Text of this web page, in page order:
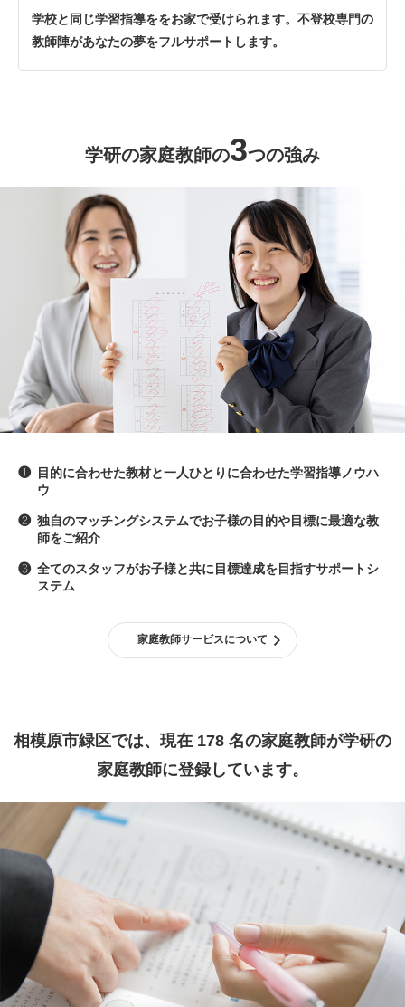
学校と同じ学習指導ををお家で受けられます。不登校専門の
教師陣があなたの夢をフルサポートします。
学研の家庭教師の3つの強み
❶
目的に合わせた教材と一人ひとりに合わせた学習指導ノウハ
ウ
❷ 独自のマッチングシステムでお子様の目的や目標に最適な教
師をご紹介
❸ 全てのスタッフがお子様と共に目標達成を目指すサポートシ
ステム
家庭教師サービスについて
相模原市緑区では、現在 178 名の家庭教師が学研の
家庭教師に登録しています。